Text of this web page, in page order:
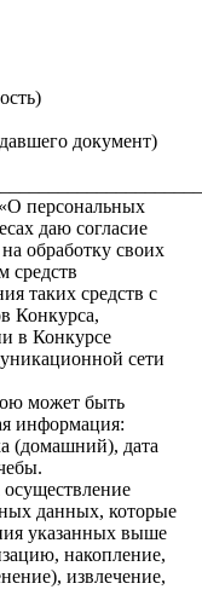
документ)
«О персональных
даю согласие
обработку своих
средств
таких средств с
Конкурса,
в Конкурсе
сети
может быть
информация:
(домашний), дата
осуществление
данных, которые
указанных выше
накопление,
извлечение,